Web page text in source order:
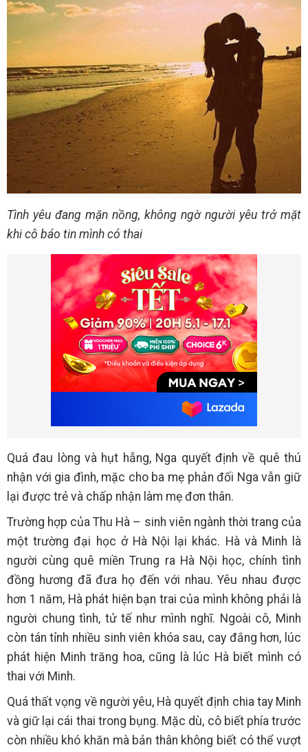
Tình yêu đang mặn nồng, không ngờ người yêu trở mặt
khi cô báo tin mình có thai
Quá đau lòng và hụt hẫng, Nga quyết định về quê thú
nhận với gia đình, mặc cho ba mẹ phản đối Nga vẫn giữ
lại được trẻ và chấp nhận làm mẹ đơn thân.
Trường hợp của Thu Hà – sinh viên ngành thời trang của
một trường đại học ở Hà Nội lại khác. Hà và Minh là
người cùng quê miền Trung ra Hà Nội học, chính tình
đồng hương đã đưa họ đến với nhau. Yêu nhau được
hơn 1 năm, Hà phát hiện bạn trai của mình không phải là
người chung tình, tử tế như mình nghĩ. Ngoài cô, Minh
còn tán tỉnh nhiều sinh viên khóa sau, cay đắng hơn, lúc
phát hiện Minh trăng hoa, cũng là lúc Hà biết mình có
thai với Minh.
Quá thất vọng về người yêu, Hà quyết định chia tay Minh
và giữ lại cái thai trong bụng. Mặc dù, cô biết phía trước
còn nhiều khó khăn mà bản thân không biết có thể vượt